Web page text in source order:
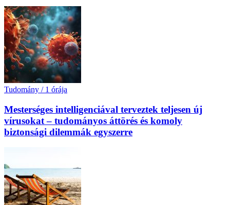
Tudomány / 1 órája
Mesterséges intelligenciával terveztek teljesen új
vírusokat – tudományos áttörés és komoly
biztonsági dilemmák egyszerre